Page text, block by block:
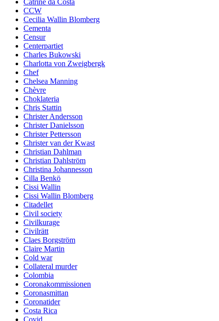
CCW
Cecilia Wallin Blomberg
Cementa
Censur
Centerpartiet
Charles Bukowski
Charlotta von Zweigbergk
Chef
Chelsea Manning
Chèvre
Choklateria
Chris Stattin
Christer Andersson
Christer Danielsson
Christer Pettersson
Christer van der Kwast
Christian Dahlman
Christian Dahlström
Christina Johannesson
Cilla Benkö
Cissi Wallin
Cissi Wallin Blomberg
Citadellet
Civil society
Civilkurage
Civilrätt
Claes Borgström
Claire Martin
Cold war
Collateral murder
Colombia
Coronakommissionen
Coronasmittan
Coronatider
Costa Rica
Covid